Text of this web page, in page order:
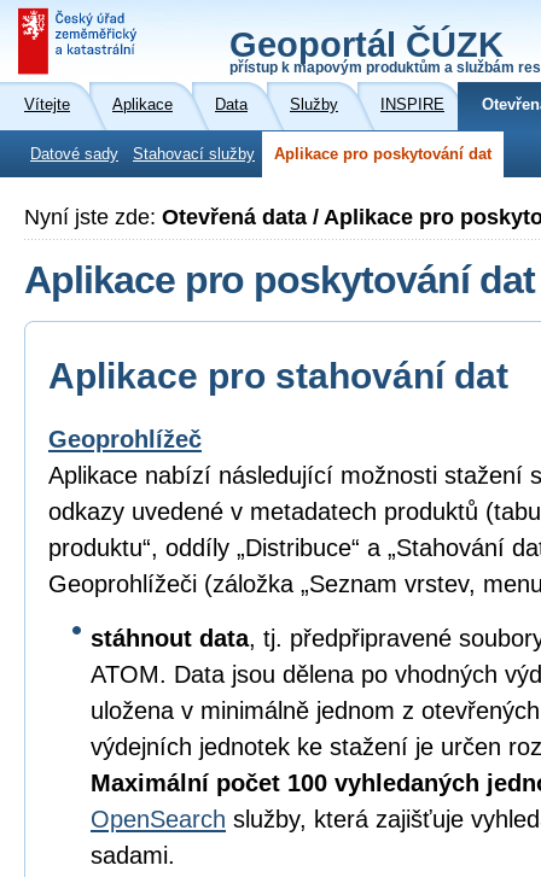
Geoportál ČÚZK
přístup k mapovým produktům a službám
Vítejte Aplikace Data Služby INSPIRE
Datové sady Stahovací služby Aplikace pro poskytování dat
Nyní jste zde: Otevřená data / Aplikace pro
Aplikace pro poskytování dat
Aplikace pro stahování dat
Geoprohlížeč
Aplikace nabízí následující možnosti stažení
odkazy uvedené v metadatech produktů
produktu“, oddíly „Distribuce“ a „Stahování
Geoprohlížeči (záložka „Seznam vrstev,
stáhnout data, tj. předpřipravené
ATOM. Data jsou dělena po vhodných
uložena v minimálně jednom z
výdejních jednotek ke stažení je určen
Maximální počet 100 vyhledaných
OpenSearch služby, která zajišťuje
sadami.